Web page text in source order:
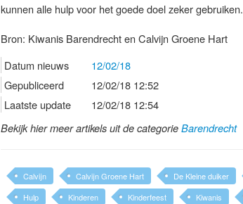
kunnen alle hulp voor het goede doel zeker gebruiken.
Bron: Kiwanis Barendrecht en Calvijn Groene Hart
Datum nieuws
12/02/18
Gepubliceerd
12/02/18 12:52
Laatste update
12/02/18 12:54
Bekijk hier meer artikels uit de categorie Barendrecht
Calvijn Calvijn Groene Hart De Kleine duiker
Hulp
Kinderen Kinderfeest Kiwanis